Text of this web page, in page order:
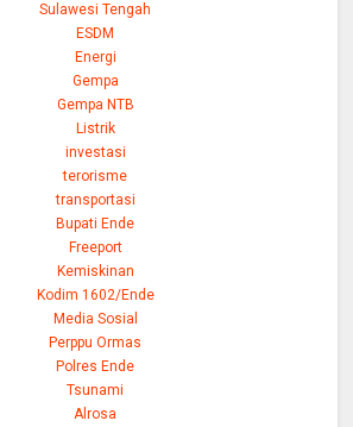
Sulawesi Tengah
ESDM
Energi
Gempa
Gempa NTB
Listrik
investasi
terorisme
transportasi
Bupati Ende
Freeport
Kemiskinan
Kodim 1602/Ende
Media Sosial
Perppu Ormas
Polres Ende
Tsunami
Alrosa